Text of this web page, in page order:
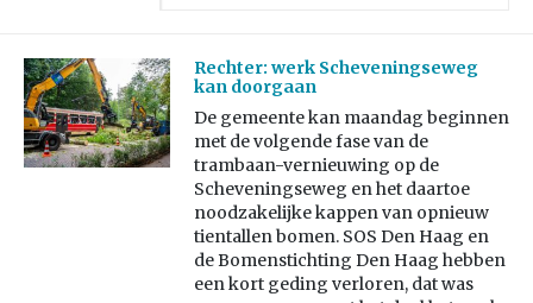
Rechter: werk Scheveningseweg
kan doorgaan
De gemeente kan maandag beginnen
met de volgende fase van de
trambaan-vernieuwing op de
Scheveningseweg en het daartoe
noodzakelijke kappen van opnieuw
tientallen bomen. SOS Den Haag en
de Bomenstichting Den Haag hebben
een kort geding verloren, dat was